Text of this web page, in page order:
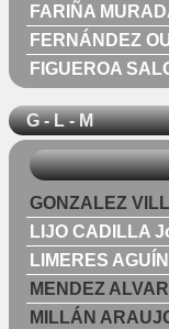
FARIÑA
FERNÁNDEZ
FIGUEROA
G - L - M
GONZALEZ
LIJO CADILLA
LIMERES
MENDEZ
MILLÁN